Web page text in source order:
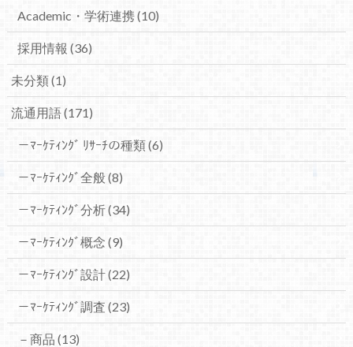
Academic・学術連携(10)
採用情報 (36)
未分類(1)
流通用語(171)
－ﾏｰｹﾃｨﾝｸﾞ ﾘｻｰﾁの種類(6)
－ﾏｰｹﾃｨﾝｸﾞ全般(8)
－ﾏｰｹﾃｨﾝｸﾞ分析(34)
－ﾏｰｹﾃｨﾝｸﾞ概念 (9)
－ﾏｰｹﾃｨﾝｸﾞ設計(22)
－ﾏｰｹﾃｨﾝｸﾞ調査 (23)
－商品 (13)